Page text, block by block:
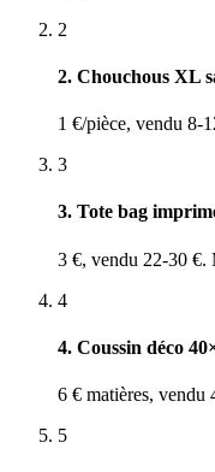
2
2. Chouchous XL
1 €/pièce, vendu 8-
3
3. Tote bag
3 €, vendu 22-30 €.
4
4. Coussin déco
6 € matières, vendu
5